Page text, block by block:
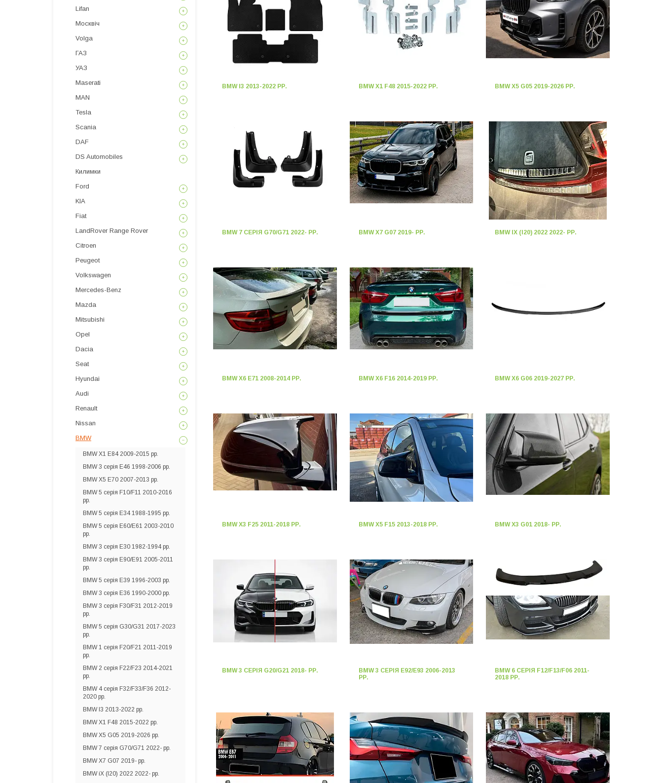
BMW I3 2013-2022 РР. BMW X1 F48 2015-2022 РР. BMW X5 G05 2019-2026 РР.
BMW 7 СЕРІЯ G70/G71 2022- РР. BMW X7 G07 2019- РР. BMW IX (I20) 2022 2022- РР.
BMW X6 E71 2008-2014 РР. BMW X6 F16 2014-2019 РР. BMW X6 G06 2019-2027 РР.
BMW X3 F25 2011-2018 РР. BMW X5 F15 2013-2018 РР. BMW X3 G01 2018- РР.
BMW 3 СЕРІЯ G20/G21 2018- РР.
BMW 3 СЕРІЯ E92/E93 2006-2013
РР.
BMW 6 СЕРІЯ F12/F13/F06 2011-
2018 РР.
Lifan
Москвіч
Volga
ГАЗ
УАЗ
Maserati
MAN
Tesla
Scania
DAF
DS Automobiles
Килимки
Ford
KIA
Fiat
LandRover Range Rover
Citroen
Peugeot
Volkswagen
Mercedes-Benz
Mazda
Mitsubishi
Opel
Dacia
Seat
Hyundai
Audi
Renault
Nissan
BMW
BMW X1 E84 2009-2015 рр.
BMW 3 серія E46 1998-2006 рр.
BMW X5 E70 2007-2013 рр.
BMW 5 серія F10/F11 2010-2016
рр.
BMW 5 серія E34 1988-1995 рр.
BMW 5 серія E60/E61 2003-2010
рр.
BMW 3 серія E30 1982-1994 рр.
BMW 3 серія E90/E91 2005-2011
рр.
BMW 5 серія E39 1996-2003 рр.
BMW 3 серія E36 1990-2000 рр.
BMW 3 серія F30/F31 2012-2019
рр.
BMW 5 серія G30/G31 2017-2023
рр.
BMW 1 серія F20/F21 2011-2019
рр.
BMW 2 серія F22/F23 2014-2021
рр.
BMW 4 серія F32/F33/F36 2012-
2020 рр.
BMW I3 2013-2022 рр.
BMW X1 F48 2015-2022 рр.
BMW X5 G05 2019-2026 рр.
BMW 7 серія G70/G71 2022- рр.
BMW X7 G07 2019- рр.
BMW iX (I20) 2022 2022- рр.